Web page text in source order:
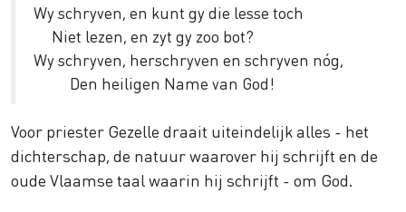
Wy schryven, en kunt gy die lesse toch
Niet lezen, en zyt gy zoo bot?
Wy schryven, herschryven en schryven nóg,
Den heiligen Name van God!
Voor priester Gezelle draait uiteindelijk alles - het
dichterschap, de natuur waarover hij schrijft en de
oude Vlaamse taal waarin hij schrijft - om God.